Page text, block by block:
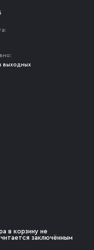
выходных
в корзину не
заключённым